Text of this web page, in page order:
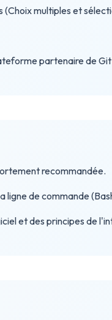
(Choix multiples et
partenaire de
recommandée.
ligne de commande
et des principes de